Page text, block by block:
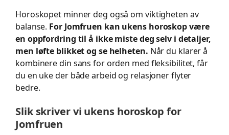
Horoskopet minner deg også om viktigheten av
balanse. For Jomfruen kan ukens horoskop være
en oppfordring til å ikke miste deg selv i detaljer,
men løfte blikket og se helheten. Når du klarer å
kombinere din sans for orden med fleksibilitet, får
du en uke der både arbeid og relasjoner flyter
bedre.
Slik skriver vi ukens horoskop for
Jomfruen